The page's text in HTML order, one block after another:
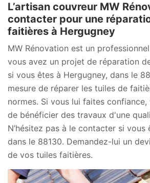
L’artisan couvreur MW
contacter pour une
faitières à Hergugney
MW Rénovation est un
vous avez un projet de réparation
si vous êtes à Hergugney, dans le
mesure de réparer les tuiles de
normes. Si vous lui faites confiance,
de bénéficier des travaux d'une
N’hésitez pas à le contacter si vous
dans le 88130. Demandez-lui un
de vos tuiles faitières.